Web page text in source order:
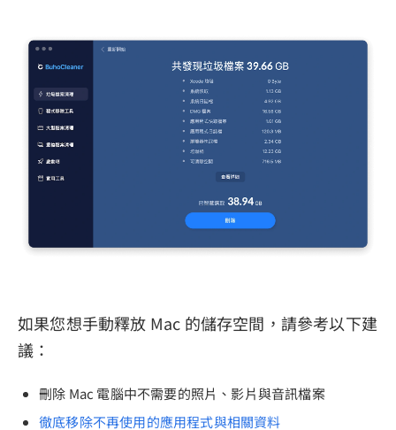
如果您想手動釋放 Mac 的儲存空間，請參考以下建
議：
刪除 Mac 電腦中不需要的照片、影片與音訊檔案
徹底移除不再使用的應用程式與相關資料